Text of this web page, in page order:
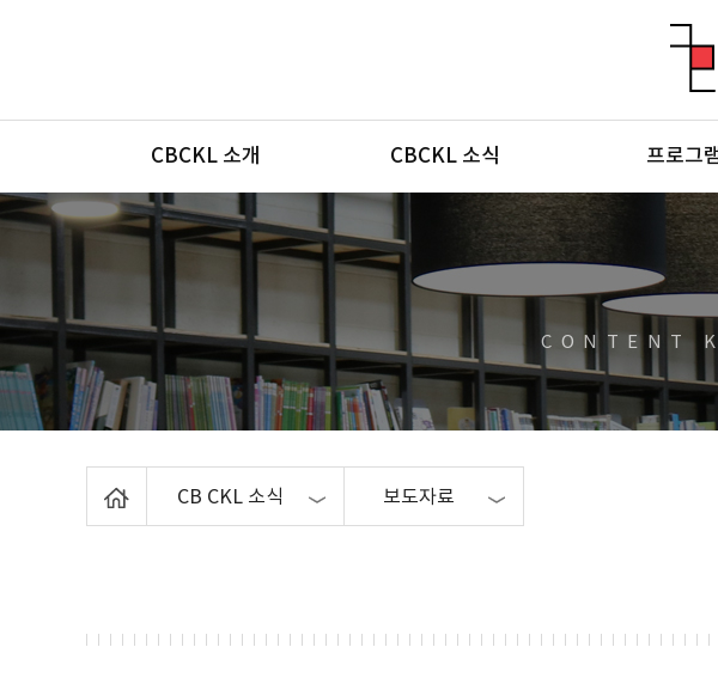
메뉴
CBCKL 소개 CBCKL 소식 프로그
CONTENT
CB CKL 소식 보도자료